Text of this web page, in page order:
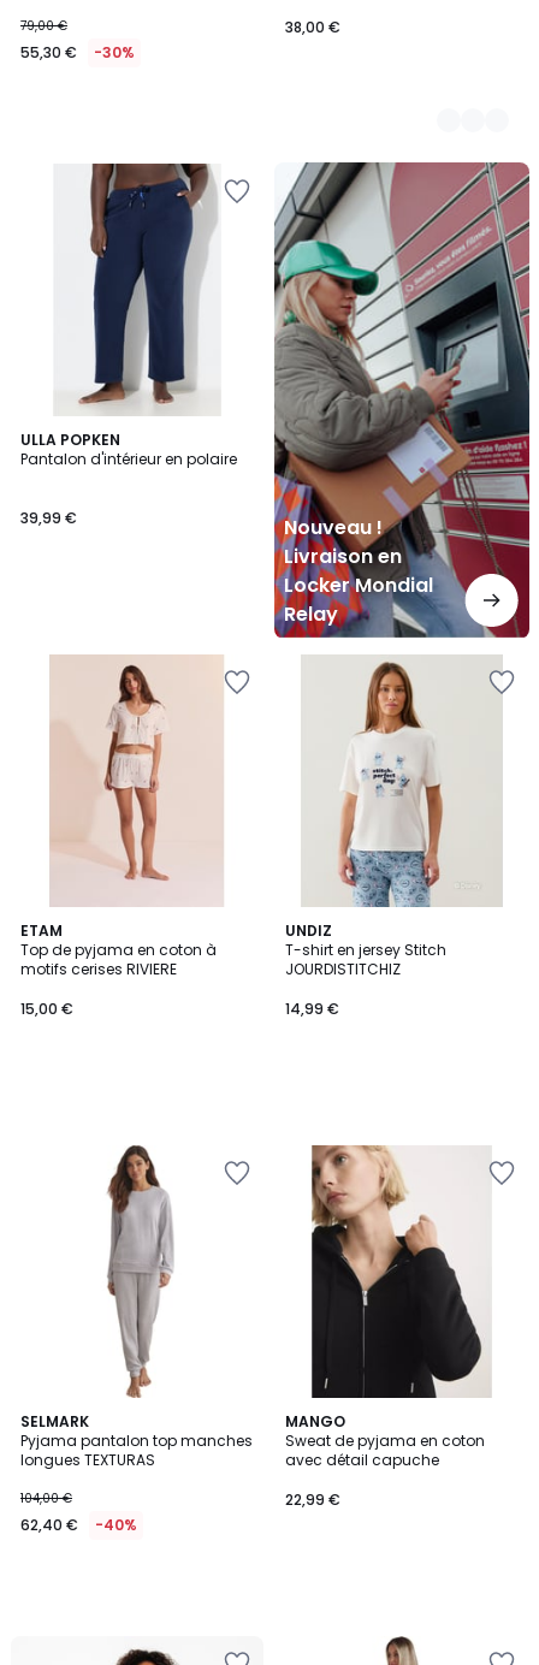
79,00 €
55,30 € -30%
38,00 €
ULLA POPKEN
Pantalon d'intérieur en polaire
39,99 €
Nouveau !
Livraison en
Locker Mondial
Relay
Nouveau
Livraison
en
Locker
Mondial
Relay
ETAM
Top de pyjama en coton à
motifs cerises RIVIERE
15,00 €
UNDIZ
T-shirt en jersey Stitch
JOURDISTITCHIZ
14,99 €
SELMARK
Pyjama pantalon top manches
longues TEXTURAS
104,00 €
62,40 € -40%
MANGO
Sweat de pyjama en coton
avec détail capuche
22,99 €